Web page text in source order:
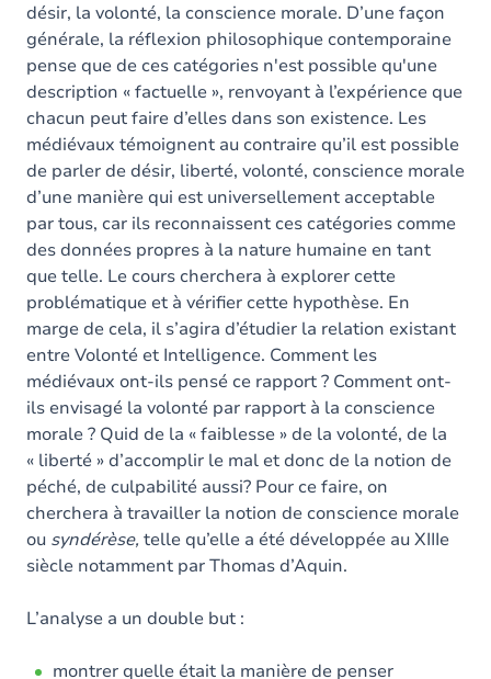
désir, la volonté, la conscience morale. D’une façon
générale, la réflexion philosophique contemporaine
pense que de ces catégories n'est possible qu'une
description « factuelle », renvoyant à l’expérience que
chacun peut faire d’elles dans son existence. Les
médiévaux témoignent au contraire qu’il est possible
de parler de désir, liberté, volonté, conscience morale
d’une manière qui est universellement acceptable
par tous, car ils reconnaissent ces catégories comme
des données propres à la nature humaine en tant
que telle. Le cours cherchera à explorer cette
problématique et à vérifier cette hypothèse. En
marge de cela, il s’agira d’étudier la relation existant
entre Volonté et Intelligence. Comment les
médiévaux ont-ils pensé ce rapport ? Comment ont-
ils envisagé la volonté par rapport à la conscience
morale ? Quid de la « faiblesse » de la volonté, de la
« liberté » d’accomplir le mal et donc de la notion de
péché, de culpabilité aussi? Pour ce faire, on
cherchera à travailler la notion de conscience morale
ou syndérèse, telle qu’elle a été développée au XIIIe
siècle notamment par Thomas d’Aquin.
L’analyse a un double but :
montrer quelle était la manière de penser